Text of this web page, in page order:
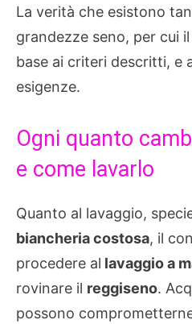
La verità che esistono
grandezze seno, per cui
base ai criteri descritti, e
esigenze.
Ogni quanto
e come lavarlo
Quanto al lavaggio,
biancheria costosa, il
procedere al lavaggio a
rovinare il reggiseno.
possono